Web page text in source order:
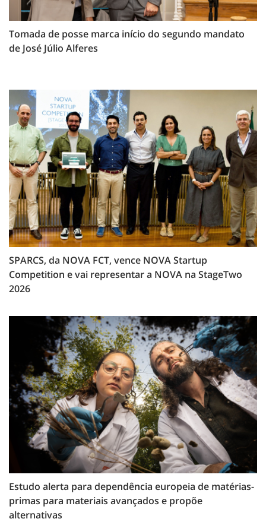
Tomada de posse marca início do segundo mandato
de José Júlio Alferes
SPARCS, da NOVA FCT, vence NOVA Startup
Competition e vai representar a NOVA na StageTwo
2026
Estudo alerta para dependência europeia de matérias-
primas para materiais avançados e propõe
alternativas